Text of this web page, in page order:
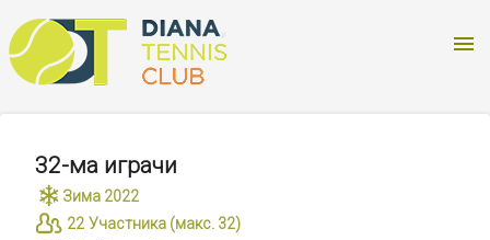
32-ма играчи
Зима 2022
22 Участника (макс. 32)